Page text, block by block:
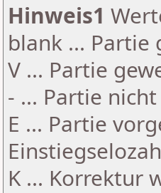
Hinweis1
blank ...
V ... Partie
- ... Partie
E ... Partie
K ... Korrektur